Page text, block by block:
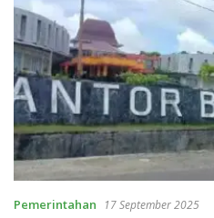
Pemerintahan 17 September 2025